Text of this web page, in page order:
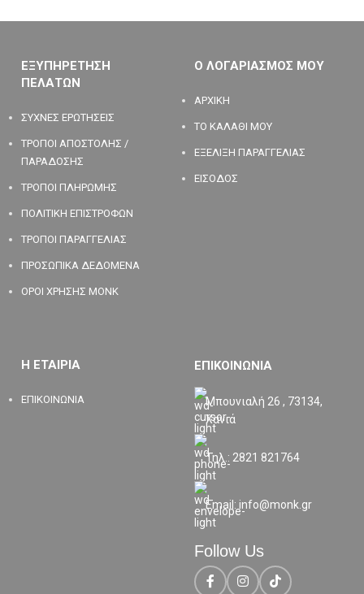
ΕΞΥΠΗΡΕΤΗΣΗ
ΠΕΛΑΤΩΝ
ΣΥΧΝΕΣ ΕΡΩΤΗΣΕΙΣ
ΤΡΟΠΟΙ ΑΠΟΣΤΟΛΗΣ /
ΠΑΡΑΔΟΣΗΣ
ΤΡΟΠΟΙ ΠΛΗΡΩΜΗΣ
ΠΟΛΙΤΙΚΗ ΕΠΙΣΤΡΟΦΩΝ
ΤΡΟΠΟΙ ΠΑΡΑΓΓΕΛΙΑΣ
ΠΡΟΣΩΠΙΚΑ ΔΕΔΟΜΕΝΑ
ΟΡΟΙ ΧΡΗΣΗΣ MONK
Ο ΛΟΓΑΡΙΑΣΜΟΣ ΜΟΥ
ΑΡΧΙΚΗ
ΤΟ ΚΑΛΑΘΙ ΜΟΥ
ΕΞΕΛΙΞΗ ΠΑΡΑΓΓΕΛΙΑΣ
ΕΙΣΟΔΟΣ
Η ΕΤΑΙΡΙΑ
ΕΠΙΚΟΙΝΩΝΙΑ
ΕΠΙΚΟΙΝΩΝΙΑ
Μπουνιαλή 26 , 73134,
Χανιά
Τηλ.: 2821 821764
Email: info@monk.gr
Follow Us